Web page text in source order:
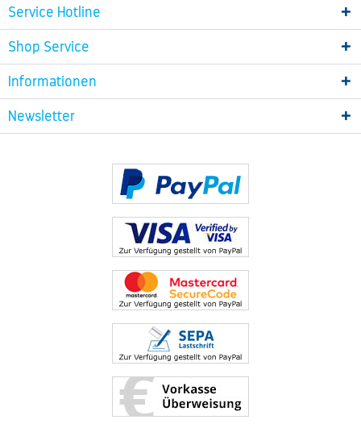
Service Hotline
Shop Service
Informationen
Newsletter